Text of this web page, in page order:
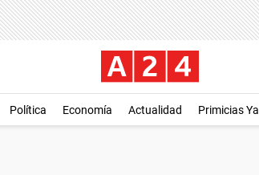
Política Economía Actualidad Primicias Ya